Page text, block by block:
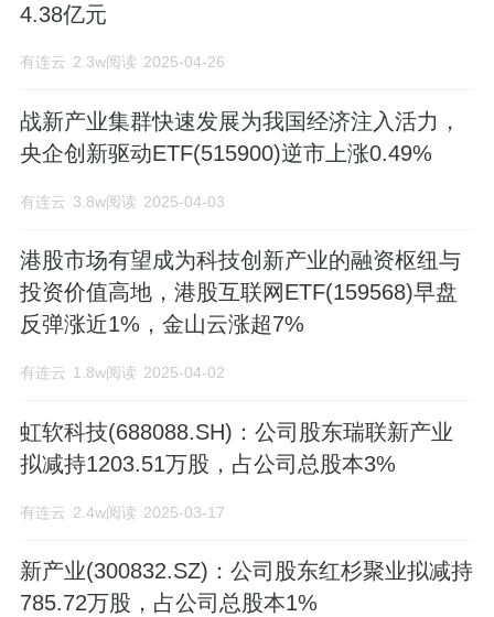
4000、MAGLUMI? 4000 Plus、
MAGLUMI? X8全自动化学发光免疫分析
仪，配套试剂122项：甲状腺功能、性激
素、肿瘤标志物、心肌标志物、术前八
项、优生优育、糖代谢、骨代谢、肝纤维
化、炎症监测等检测项目；全实验室自动
化流水线及配套试剂：SATLAS-TCA、
PAM-MAGLUMI? X8-LST 008AS；模块化
生化免疫分析系统：Biolumi? 8000及配套
试剂；全自动生化分析仪器：Biossays?
BC1200 、Biossays? BC2200及生化试
剂：血脂、肝功能、肾功能、心肌酶谱
等。 公司现有员工1700多人，其中博士、
4.38亿元
有连云 2.3w阅读 2025-04-26
战新产业集群快速发展为我国经济注入活力，
央企创新驱动ETF(515900)逆市上涨0.49%
有连云 3.8w阅读 2025-04-03
港股市场有望成为科技创新产业的融资枢纽与
投资价值高地，港股互联网ETF(159568)早盘
反弹涨近1%，金山云涨超7%
有连云 1.8w阅读 2025-04-02
虹软科技(688088.SH)：公司股东瑞联新产业
拟减持1203.51万股，占公司总股本3%
有连云 2.4w阅读 2025-03-17
新产业(300832.SZ)：公司股东红杉聚业拟减持
785.72万股，占公司总股本1%